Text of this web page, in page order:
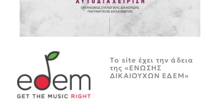
Tο site έχει την άδεια
της «ΕΝΩΣΗΣ
ΔΙΚΑΙΟΥΧΩΝ ΕΔΕΜ»